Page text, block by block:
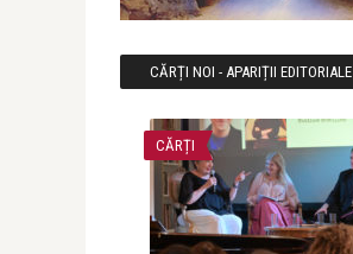
CĂRȚI NOI - APARIȚII EDITORIALE
CĂRȚI